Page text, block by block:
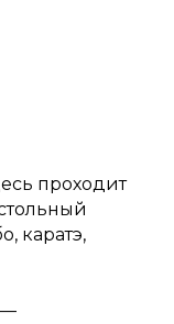
проходит
каратэ,
—